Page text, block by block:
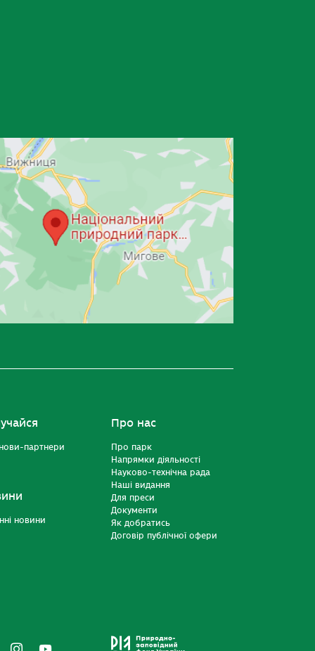
партнери
новини
Про нас
Про парк
Напрямки діяльності
Науково-технічна рада
Наші видання
Для преси
Документи
Як добратись
Договір публічної офери